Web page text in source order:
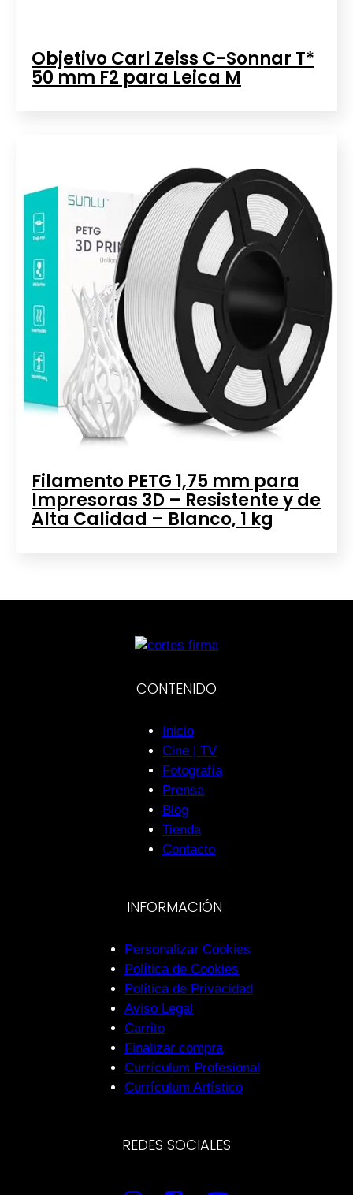
Objetivo Carl Zeiss C-Sonnar T*
50 mm F2 para Leica M
Filamento PETG 1,75 mm para
Impresoras 3D – Resistente y de
Alta Calidad – Blanco, 1 kg
CONTENIDO
Inicio
Cine | TV
Fotografía
Prensa
Blog
Tienda
Contacto
INFORMACIÓN
Personalizar Cookies
Política de Cookies
Política de Privacidad
Aviso Legal
Carrito
Finalizar compra
Currículum Profesional
Currículum Artístico
REDES SOCIALES